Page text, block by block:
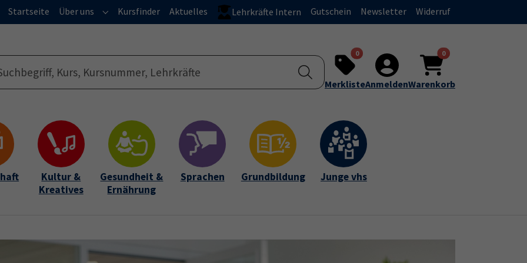
Startseite Über uns Submenu for "Über uns"
Kursfinder Aktuelles Lehrkräfte Intern Gutschein Newsletter Widerruf
0
MerklisteAnmelden
0
Warenkorb
Kultur &
Kreatives
Gesundheit &
Ernährung
Sprachen Grundbildung Junge vhs